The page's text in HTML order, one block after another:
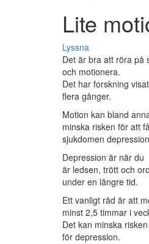
Lite
Lyssna
Det är bra att röra på
och motionera.
Det har forskning visat
flera gånger.
Motion kan bland
minska risken för att
sjukdomen
Depression är när du
är ledsen, trött och
under en längre tid.
Ett vanligt råd är att
minst 2,5 timmar i
Det kan minska risken
för depression.